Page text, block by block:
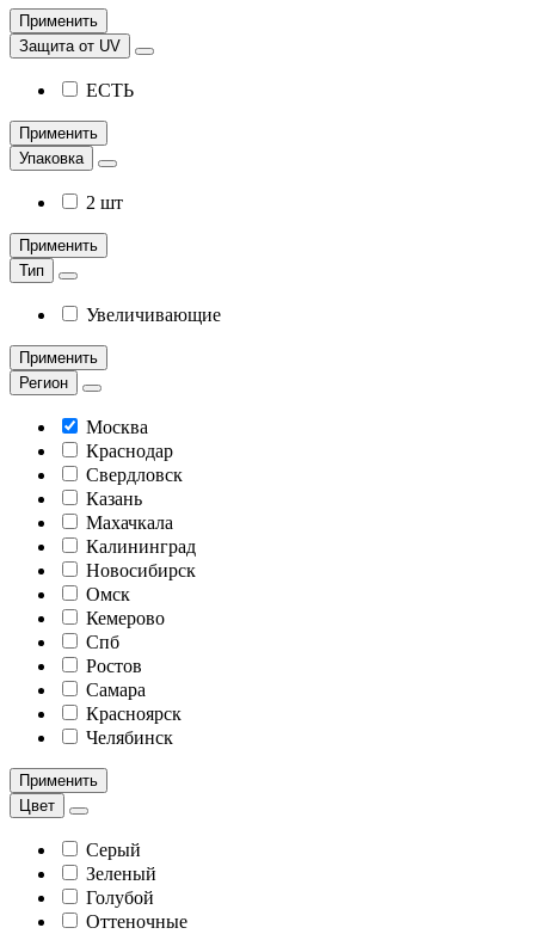
Применить
Защита от UV
ЕСТЬ
Применить
Упаковка
2 шт
Применить
Тип
Увеличивающие
Применить
Регион
Москва
Краснодар
Свердловск
Казань
Махачкала
Калининград
Новосибирск
Омск
Кемерово
Спб
Ростов
Самара
Красноярск
Челябинск
Применить
Цвет
Серый
Зеленый
Голубой
Оттеночные